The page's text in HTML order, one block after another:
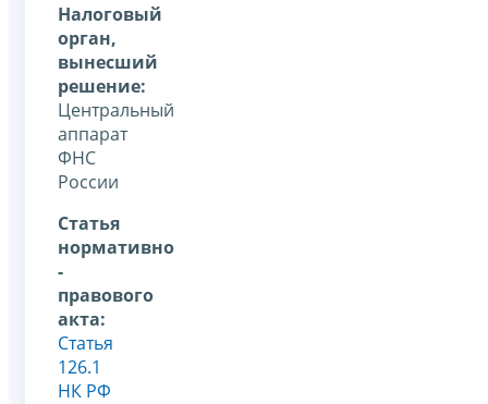
Налоговый
орган,
вынесший
решение:
Центральный
аппарат
ФНС
России
Статья
нормативно
-
правового
акта:
Статья
126.1
НК РФ